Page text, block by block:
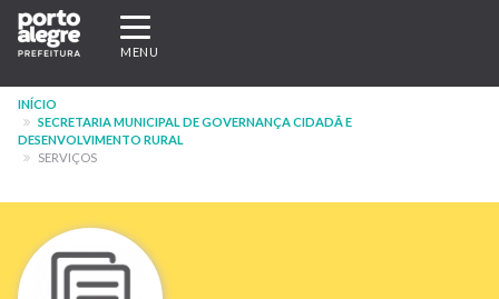
Pular
para
conteúdo
principal
Expandir/recolher
navegação
MENU
INÍCIO
SECRETARIA MUNICIPAL DE GOVERNANÇA CIDADÃ E
DESENVOLVIMENTO RURAL
SERVIÇOS